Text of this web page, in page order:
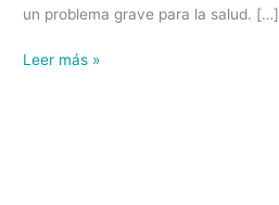
un problema grave para la salud. […]
Leer más »